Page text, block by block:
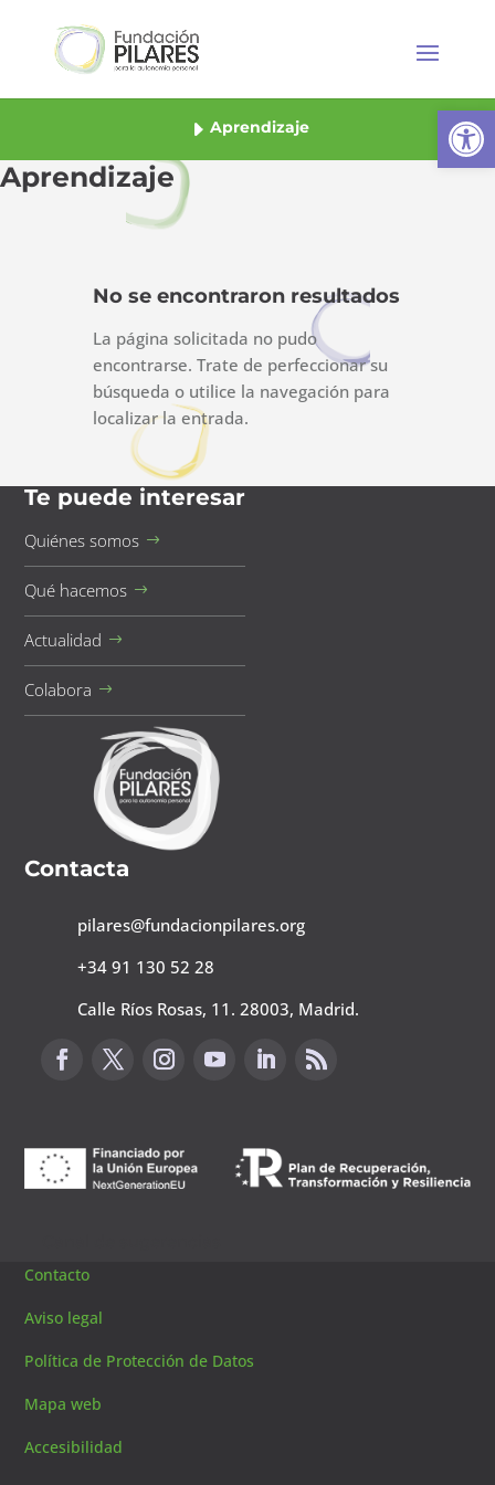
Aprendizaje
Aprendizaje
No se encontraron resultados
La página solicitada no pudo
encontrarse. Trate de perfeccionar su
búsqueda o utilice la navegación para
localizar la entrada.
Te puede interesar
Quiénes somos
Qué hacemos
Actualidad
Colabora
Contacta
pilares@fundacionpilares.org
+34 91 130 52 28
Calle Ríos Rosas, 11. 28003, Madrid.
Contacto
Aviso legal
Política de Protección de Datos
Mapa web
Accesibilidad